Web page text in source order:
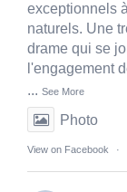
exceptionnels
naturels. Une
drame qui se
l'engagement
... See More
Photo
View on Facebook ·